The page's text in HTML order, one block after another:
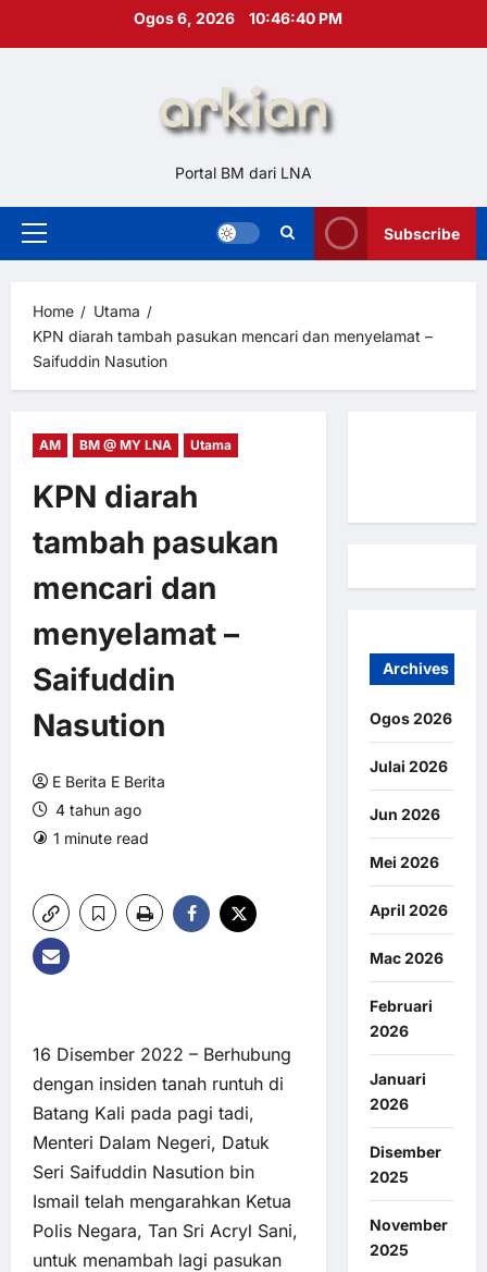
Ogos 6, 2026 10:46:41 PM
Portal BM dari LNA
Primary
Subscribe
Home
Utama
KPN diarah tambah pasukan mencari dan menyelamat –
Saifuddin Nasution
AM BM @ MY LNA Utama
KPN diarah
tambah pasukan
mencari dan
menyelamat –
Saifuddin
Nasution
E Berita E Berita
4 tahun ago
1 minute read
16 Disember 2022 – Berhubung
dengan insiden tanah runtuh di
Batang Kali pada pagi tadi,
Menteri Dalam Negeri, Datuk
Seri Saifuddin Nasution bin
Ismail telah mengarahkan Ketua
Polis Negara, Tan Sri Acryl Sani,
untuk menambah lagi pasukan
Archives
Ogos 2026
Julai 2026
Jun 2026
Mei 2026
April 2026
Mac 2026
Februari
2026
Januari
2026
Disember
2025
November
2025